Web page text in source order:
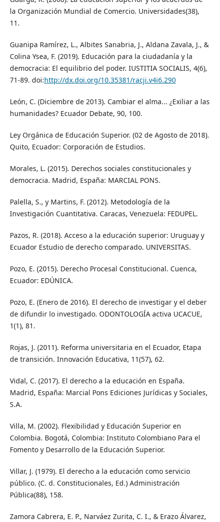
la Organización Mundial de Comercio. Universidades(38),
11.
Guanipa Ramírez, L., Albites Sanabria, J., Aldana Zavala, J., &
Colina Ysea, F. (2019). Educación para la ciudadanía y la
democracia: El equilibrio del poder. IUSTITIA SOCIALIS, 4(6),
71-89. doi:http://dx.doi.org/10.35381/racji.v4i6.290
León, C. (Diciembre de 2013). Cambiar el alma... ¿Exiliar a las
humanidades? Ecuador Debate, 90, 100.
Ley Orgánica de Educación Superior. (02 de Agosto de 2018).
Quito, Ecuador: Corporación de Estudios.
Morales, L. (2015). Derechos sociales constitucionales y
democracia. Madrid, España: MARCIAL PONS.
Palella, S., y Martins, F. (2012). Metodología de la
Investigación Cuantitativa. Caracas, Venezuela: FEDUPEL.
Pazos, R. (2018). Acceso a la educación superior: Uruguay y
Ecuador Estudio de derecho comparado. UNIVERSITAS.
Pozo, E. (2015). Derecho Procesal Constitucional. Cuenca,
Ecuador: EDÚNICA.
Pozo, E. (Enero de 2016). El derecho de investigar y el deber
de difundir lo investigado. ODONTOLOGÍA activa UCACUE,
1(1), 81.
Rojas, J. (2011). Reforma universitaria en el Ecuador, Etapa
de transición. Innovación Educativa, 11(57), 62.
Vidal, C. (2017). El derecho a la educación en España.
Madrid, España: Marcial Pons Ediciones Jurídicas y Sociales,
S.A.
Villa, M. (2002). Flexibilidad y Educación Superior en
Colombia. Bogotá, Colombia: Instituto Colombiano Para el
Fomento y Desarrollo de la Educación Superior.
Villar, J. (1979). El derecho a la educación como servicio
público. (C. d. Constitucionales, Ed.) Administración
Pública(88), 158.
Zamora Cabrera, E. P., Narváez Zurita, C. I., & Erazo Álvarez,